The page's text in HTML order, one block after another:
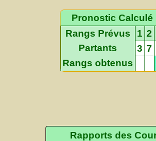
Pronostic Calculé
Rangs Prévus
1 2
Partants
3 7
Rangs obtenus
Rapports des